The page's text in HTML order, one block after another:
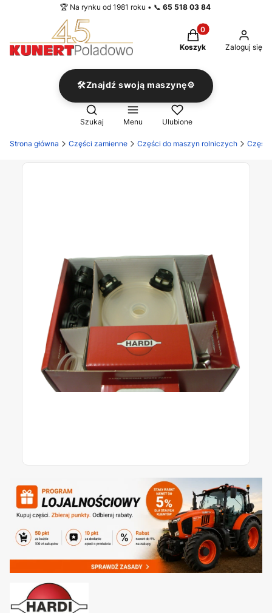
🏆 Na rynku od 1981 roku • 📞 65 518 03 84
Produkty w
Koszyk Zaloguj się
🛠️Znajdź swoją maszynę⚙️
Otwórz wyszukiwarkę
Szukaj Menu Ulubione
Strona główna Części zamienne Części do maszyn rolniczych